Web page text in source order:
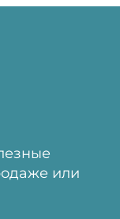
или